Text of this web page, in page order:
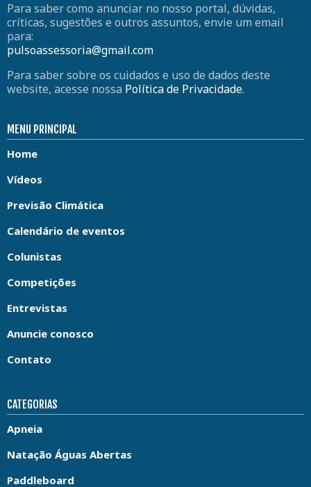
Para saber como anunciar no nosso portal, dúvidas,
críticas, sugestões e outros assuntos, envie um email
para:
pulsoassessoria@gmail.com
Para saber sobre os cuidados e uso de dados deste
website, acesse nossa Política de Privacidade.
MENU PRINCIPAL
Home
Vídeos
Previsão Climática
Calendário de eventos
Colunistas
Competições
Entrevistas
Anuncie conosco
Contato
CATEGORIAS
Apneia
Natação Águas Abertas
Paddleboard